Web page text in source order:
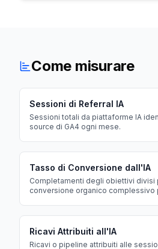
Come misurare
Sessioni di Referral IA
Sessioni totali da piattaforme IA
source di GA4 ogni mese.
Tasso di Conversione dall'IA
Completamenti degli obiettivi divisi
conversione organico complessivo
Ricavi Attribuiti all'IA
Ricavi o pipeline attribuiti alle